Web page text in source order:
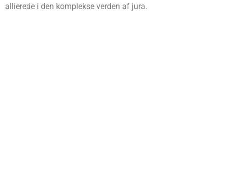
allierede i den komplekse verden af jura.